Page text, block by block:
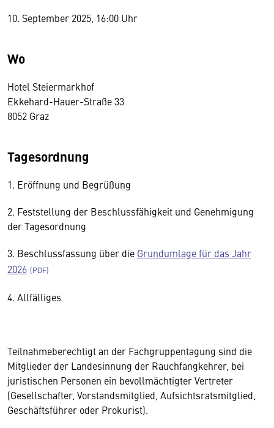
10. September 2025, 16:00 Uhr
Wo
Hotel Steiermarkhof
Ekkehard-Hauer-Straße 33
8052 Graz
Tagesordnung
1. Eröffnung und Begrüßung
2. Feststellung der Beschlussfähigkeit und Genehmigung
der Tagesordnung
3. Beschlussfassung über die Grundumlage für das Jahr
2026
4. Allfälliges
Teilnahmeberechtigt an der Fachgruppentagung sind die
Mitglieder der Landesinnung der Rauchfangkehrer, bei
juristischen Personen ein bevollmächtigter Vertreter
(Gesellschafter, Vorstandsmitglied, Aufsichtsratsmitglied,
Geschäftsführer oder Prokurist).